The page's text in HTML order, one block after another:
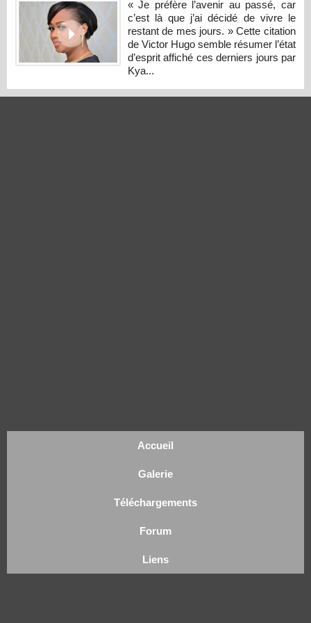
« Je préfère l’avenir au passé, car
c’est là que j’ai décidé de vivre le
restant de mes jours. » Cette citation
de Victor Hugo semble résumer l’état
d’esprit affiché ces derniers jours par
Kya...
Accueil
Galerie
Téléchargements
Forum
Liens